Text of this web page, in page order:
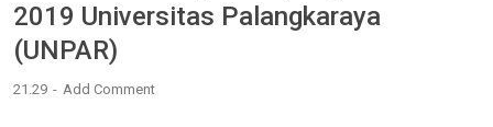
2019 Universitas Palangkaraya
(UNPAR)
21.29 Add Comment